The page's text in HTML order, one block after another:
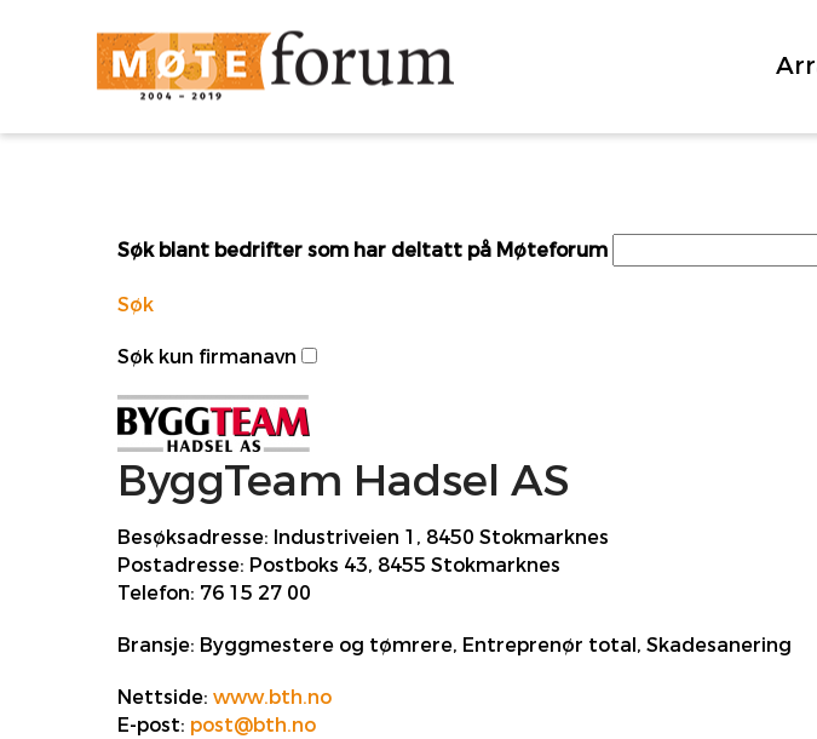
Søk blant bedrifter som har deltatt på Møteforum
Søk
Søk kun firmanavn
ByggTeam Hadsel AS
Besøksadresse: Industriveien 1, 8450 Stokmarknes
Postadresse: Postboks 43, 8455 Stokmarknes
Telefon: 76 15 27 00
Bransje: Byggmestere og tømrere, Entreprenør total, Skadesanering
Nettside: www.bth.no
E-post: post@bth.no